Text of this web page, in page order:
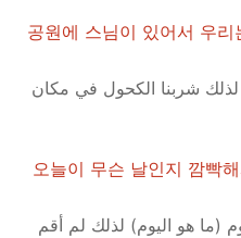
공원에 스님이 있어서 우
شربنا الكحول في مكان
오늘이 무슨 날인지 깜빡
(ما هو اليوم) لذلك لم أقم